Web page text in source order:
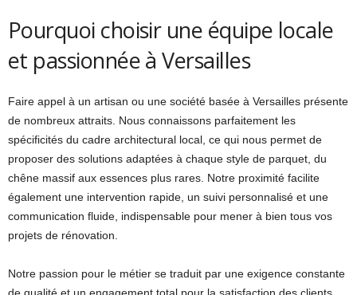
Pourquoi choisir une équipe locale
et passionnée à Versailles
Faire appel à un artisan ou une société basée à Versailles présente
de nombreux attraits. Nous connaissons parfaitement les
spécificités du cadre architectural local, ce qui nous permet de
proposer des solutions adaptées à chaque style de parquet, du
chêne massif aux essences plus rares. Notre proximité facilite
également une intervention rapide, un suivi personnalisé et une
communication fluide, indispensable pour mener à bien tous vos
projets de rénovation.
Notre passion pour le métier se traduit par une exigence constante